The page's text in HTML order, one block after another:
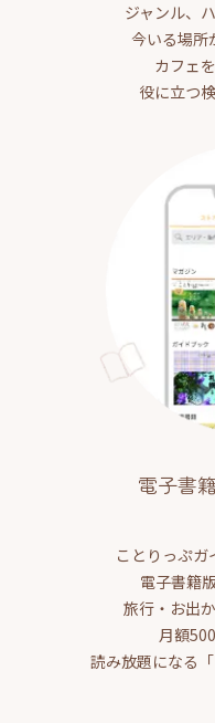
ジャンル、
今いる場所
カフェ
役に立つ
電子書
ことりっぷガ
電子書籍
旅行・お出
月額
読み放題になる